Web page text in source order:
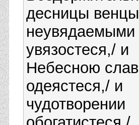
десницы венцы
неувядаемыми
увязостеся,/ и
Небесною
одеястеся,/ и
чудотворении